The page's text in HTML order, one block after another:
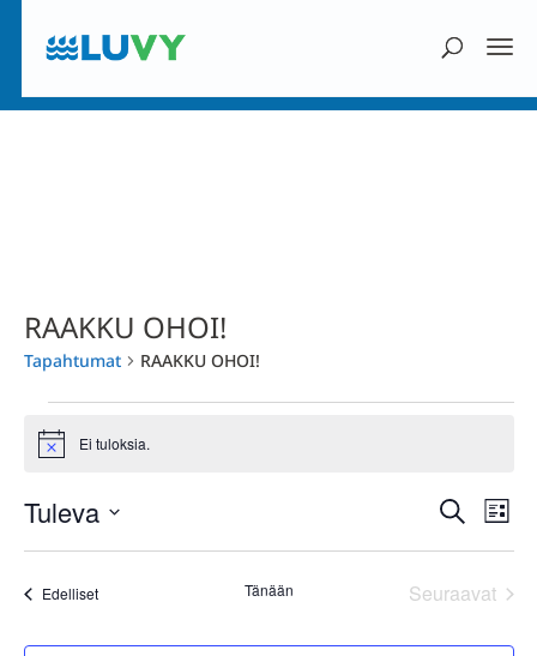
RAAKKU OHOI!
Tapahtumat RAAKKU OHOI!
Notice Ei tuloksia.
Etsi Lista
Tuleva
Valitse
EdellisetTapahtumat Tänään
Seuraavat